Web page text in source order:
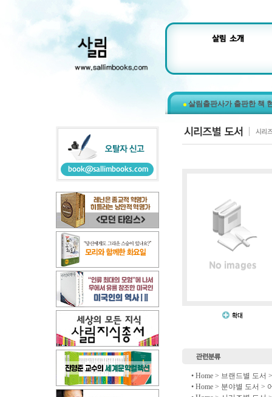
살림출판사가 출판한 책
• Home > 브랜드별 도서
• Home > 분야별 도서 >